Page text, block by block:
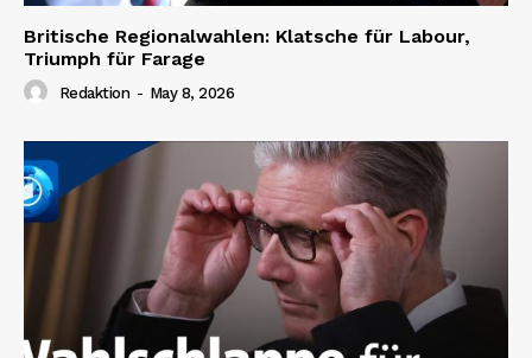
Britische Regionalwahlen: Klatsche für Labour,
Triumph für Farage
Redaktion - May 8, 2026